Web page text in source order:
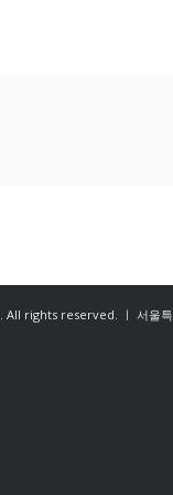
. All rights reserved. ㅣ 서울특